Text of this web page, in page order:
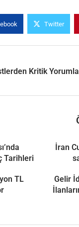
Twitter
Kritik
Tarihleri
İran
TL
Gelir